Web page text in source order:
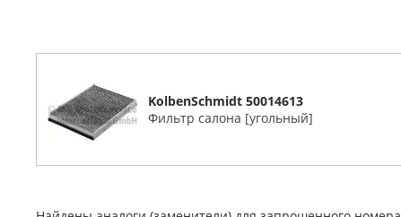
KolbenSchmidt 50014613
Фильтр салона [угольный]